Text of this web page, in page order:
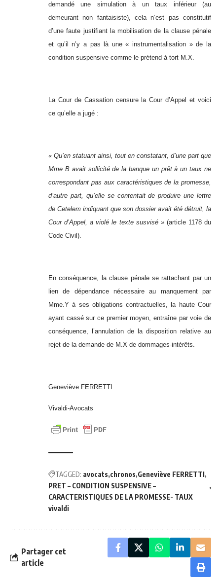
demandé une simulation à un taux inférieur (au
demeurant non fantaisiste), cela n’est pas constitutif
d’une faute justifiant la mobilisation de la clause pénale
et qu’il n’y a pas là une « instrumentalisation » de la
condition suspensive comme le prétend à tort M.X.
La Cour de Cassation censure la Cour d’Appel et voici
ce qu’elle a jugé :
« Qu’en statuant ainsi, tout en constatant, d’une part que
Mme B avait sollicité de la banque un prêt à un taux ne
correspondant pas aux caractéristiques de la promesse,
d’autre part, qu’elle se contentait de produire une lettre
de Cetelem indiquant que son dossier avait été détruit, la
Cour d’Appel, a violé le texte susvisé » (article 1178 du
Code Civil).
En conséquence, la clause pénale se rattachant par un
lien de dépendance nécessaire au manquement par
Mme.Y à ses obligations contractuelles, la haute Cour
ayant cassé sur ce premier moyen, entraîne par voie de
conséquence, l’annulation de la disposition relative au
rejet de la demande de M.X de dommages-intérêts.
Geneviève FERRETTI
Vivaldi-Avocats
TAGGED: avocats chronos Geneviève FERRETTI
PRET – CONDITION SUSPENSIVE –
CARACTERISTIQUES DE LA PROMESSE- TAUX
vivaldi
Partager cet
article